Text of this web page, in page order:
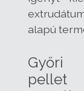
alapú
Győri